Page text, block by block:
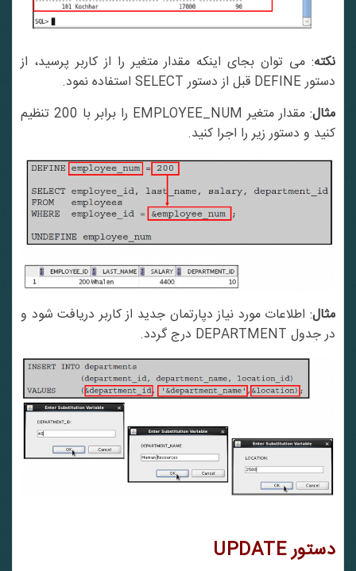
نکته: می توان بجای اینکه مقدار متغیر را از کاربر پرسید، از
دستور DEFINE قبل از دستور SELECT استفاده نمود.
مثال
: مقدار متغیر EMPLOYEE_NUM را برابر با 200 تنظیم
کنید و دستور زیر را اجرا کنید.
مثال: اطلاعات مورد نیاز دپارتمان جدید از کاربر دریافت شود و
در جدول DEPARTMENT درج گردد.
دستورUPDATE